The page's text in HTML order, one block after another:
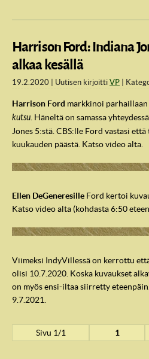
Harrison Ford: Indiana
alkaa kesällä
19.2.2020 Uutisen kirjoitti VP
Harrison Ford markkinoi
kutsu . Häneltä on samassa
Jones 5:stä. CBS:lle Ford vastasi
kuukauden päästä. Katso video alta.
Ellen DeGeneresille Ford kertoi
Katso video alta (kohdasta 6:50
Viimeksi IndyVillessä on kerrottu
olisi 10.7.2020. Koska kuvaukset
on myös ensi-iltaa siirretty
9.7.2021.
Sivu 1/1 1